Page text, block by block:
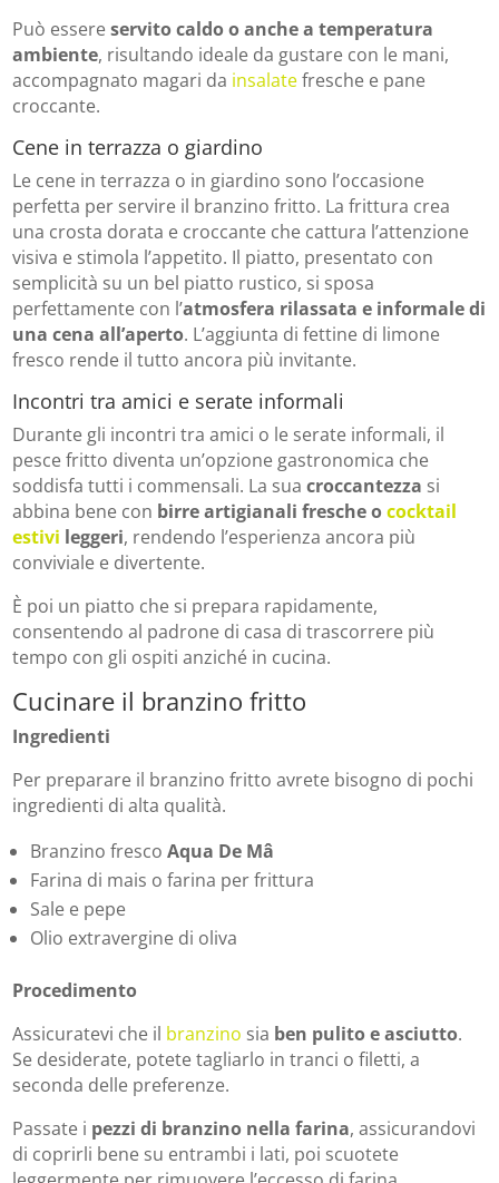
Può essereservito caldo o anche a temperatura
ambiente, risultando ideale da gustare con le mani,
accompagnato magari da insalatefresche e pane
croccante.
Cene in terrazza o giardino
Le cene in terrazza o in giardino sono l’occasione
perfetta per servire il branzino fritto. La frittura crea
una crosta dorata e croccante che cattura l’attenzione
visiva e stimola l’appetito. Il piatto, presentato con
semplicità su un bel piatto rustico, si sposa
perfettamente con l’atmosfera rilassata e informale di
una cena all’aperto. L’aggiunta di fettine di limone
fresco rende il tutto ancora più invitante.
Incontri tra amici e serate informali
Durante gli incontri tra amici o le serate informali, il
pesce fritto diventa un’opzione gastronomica che
soddisfa tutti i commensali. La suacroccantezza si
abbina bene con birre artigianali fresche ococktail
estivi leggeri, rendendo l’esperienza ancora più
conviviale e divertente.
È poi un piatto che si prepara rapidamente,
consentendo al padrone di casa di trascorrere più
tempo con gli ospiti anziché in cucina.
Cucinare il branzino fritto
Ingredienti
Per preparare il branzino fritto avrete bisogno di pochi
ingredienti di alta qualità.
Branzino frescoAqua De Mâ
Farina di mais o farina per frittura
Sale e pepe
Olio extravergine di oliva
Procedimento
Assicuratevi che il branzino sia ben pulito e asciutto.
Se desiderate, potete tagliarlo in tranci o filetti, a
seconda delle preferenze.
Passate i pezzi di branzino nella farina, assicurandovi
di coprirli bene su entrambi i lati, poi scuotete